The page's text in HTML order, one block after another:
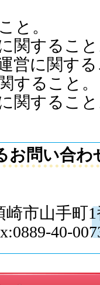
と。
関するこ
営に関す
すること。
関するこ
お問い合わ
崎市山手町
40-